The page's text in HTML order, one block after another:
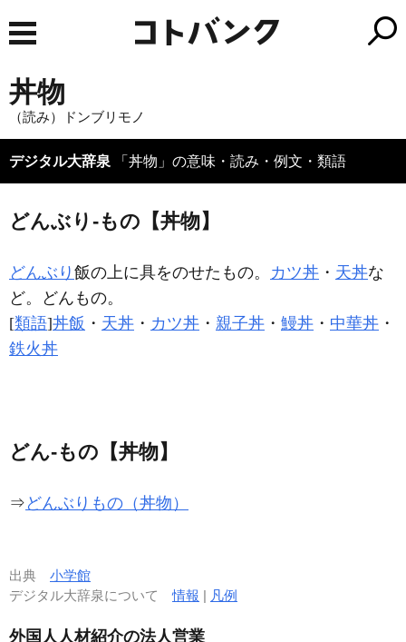
丼物
（読み）ドンブリモノ
デジタル大辞泉 「丼物」の意味・読み・例文・類語
どんぶり‐もの【丼物】
どんぶり 飯の上に具をのせたもの。 カツ丼 ・ 天丼な
ど。どんもの。
[類語]丼飯 ・ 天丼 ・ カツ丼 ・ 親子丼 ・ 鰻丼 ・ 中華丼 ・
鉄火丼
どん‐もの【丼物】
⇒ どんぶりもの（丼物）
出典 小学館
デジタル大辞泉について情報 | 凡例
外国人人材紹介の法人営業